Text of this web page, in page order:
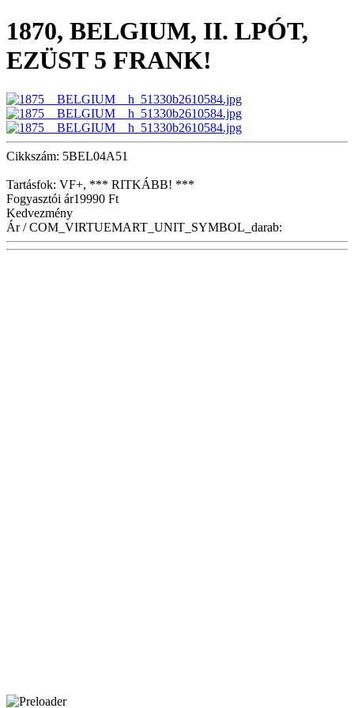
1870, BELGIUM, II. LPÓT,
EZÜST 5 FRANK!
Cikkszám: 5BEL04A51
Tartásfok: VF+, *** RITKÁBB! ***
Fogyasztói ár19990 Ft
Kedvezmény
Ár / COM_VIRTUEMART_UNIT_SYMBOL_darab: